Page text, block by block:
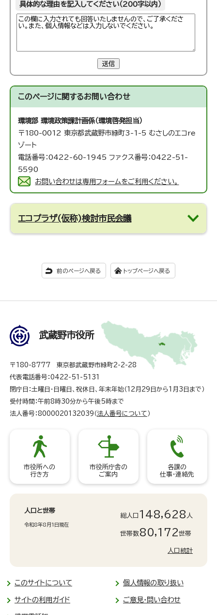
具体的な理由を記入してください（200字以内）
送信
このページに関するお問い合わせ
環境部 環境政策課計画係（環境啓発担当）
〒180-0012 東京都武蔵野市緑町3-1-5 むさしのエコre
ゾート
電話番号：0422-60-1945 ファクス番号：0422-51-
5590
お問い合わせは専用フォームをご利用ください。
エコプラザ(仮称)検討市民会議
前のページへ戻る トップページへ戻る
武蔵野市役所
〒180-8777 東京都武蔵野市緑町2-2-28
代表電話番号：0422-51-5131
閉庁日：土曜日・日曜日、祝休日、年末年始（12月29日から1月3日まで）
受付時間：午前8時30分から午後5時まで
法人番号：8000020132039（ 法人番号について ）
市役所への
行き方
市役所庁舎の
ご案内
各課の
仕事・連絡先
人口と世帯
令和8年8月1日現在
総人口 148,628 人
世帯数80,172世帯
人口統計
このサイトについて 個人情報の取り扱い
サイトの利用ガイド ご意見・問い合わせ